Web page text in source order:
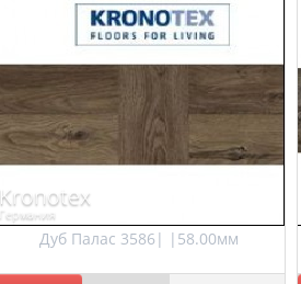
Дуб Палас 3586| |58.00мм
Kronotex
Германия